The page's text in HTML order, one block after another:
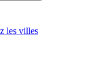
les villes